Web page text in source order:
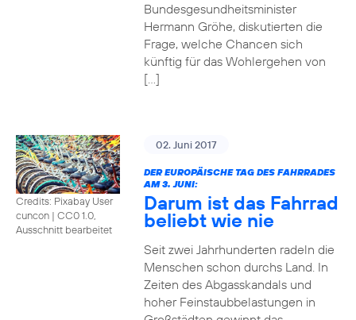
Bundesgesundheitsminister
Hermann Gröhe, diskutierten die
Frage, welche Chancen sich
künftig für das Wohlergehen von
[…]
Credits: Pixabay User
cuncon | CC0 1.0,
Ausschnitt bearbeitet
02. Juni 2017
DER EUROPÄISCHE TAG DES FAHRRADES
AM 3. JUNI:
Darum ist das Fahrrad
beliebt wie nie
Seit zwei Jahrhunderten radeln die
Menschen schon durchs Land. In
Zeiten des Abgasskandals und
hoher Feinstaubbelastungen in